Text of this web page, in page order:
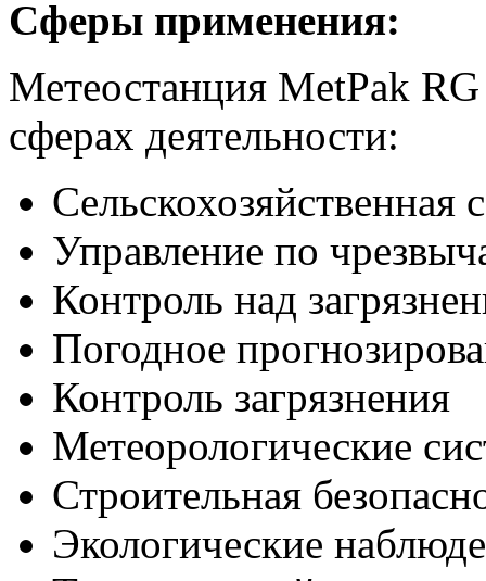
Сферы применения:
Метеостанция MetPak RG
сферах деятельности:
Сельскохозяйственная
Управление по
Контроль над
Погодное
Контроль загрязнения
Метеорологические
Строительная
Экологические